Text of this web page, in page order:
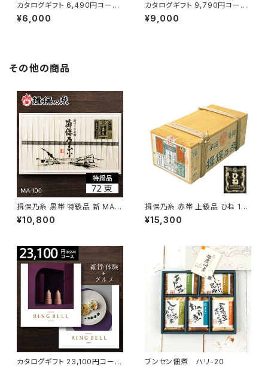
カタログギフト 6,490円コース
キウイEO【エクセレントチョイ
ス】
¥6,000
カタログギフト 9,790円コース
コリンキーHO【エクセレントチョ
イス】
¥9,000
その他の商品
揖保乃糸 黒帯 特級品 新 MA-1
00B 72束 木箱入り
¥10,800
揖保乃糸 赤帯 上級品 ひね 18
0束 9kg 木箱入り
¥15,300
カタログギフト 23,100円コース
ブンセン佃煮 ハリ-20